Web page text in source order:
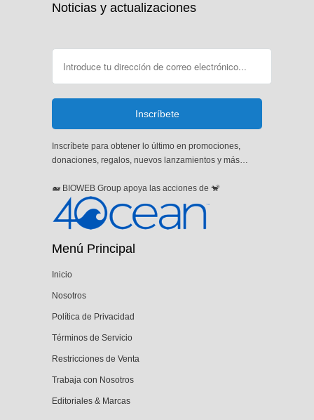
Noticias y actualizaciones
Inscríbete para obtener lo último en promociones,
donaciones, regalos, nuevos lanzamientos y más…
🐋 BIOWEB Group apoya las acciones de 🐒
Menú Principal
Inicio
Nosotros
Política de Privacidad
Términos de Servicio
Restricciones de Venta
Trabaja con Nosotros
Editoriales & Marcas